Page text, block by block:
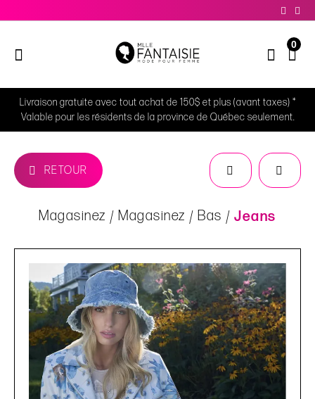
0
Livraison gratuite avec tout achat de 150$ et plus (avant taxes) *
Valable pour les résidents de la province de Québec seulement.
RETOUR
Magasinez Magasinez Bas Jeans